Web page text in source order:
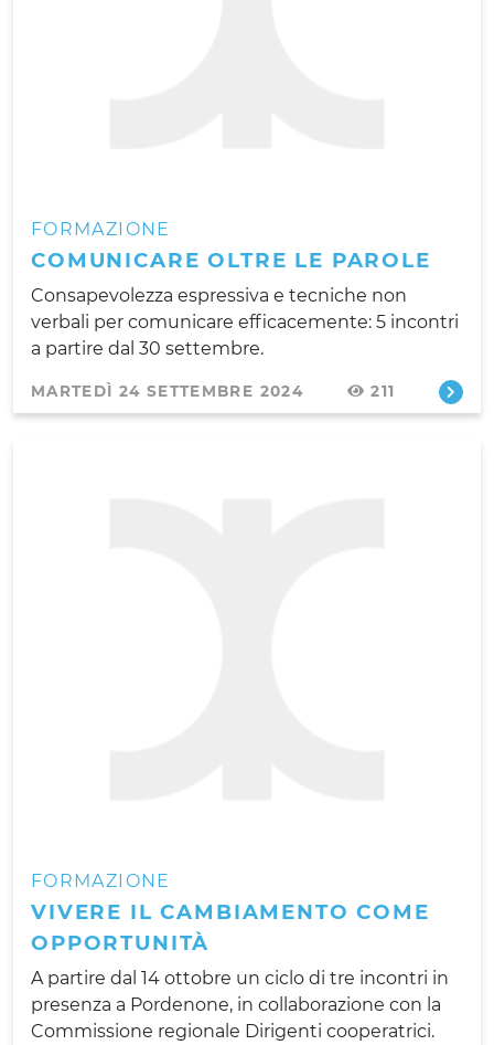
FORMAZIONE
COMUNICARE OLTRE LE PAROLE
Consapevolezza espressiva e tecniche non
verbali per comunicare efficacemente: 5 incontri
a partire dal 30 settembre.
MARTEDÌ 24 SETTEMBRE 2024 211
FORMAZIONE
VIVERE IL CAMBIAMENTO COME
OPPORTUNITÀ
A partire dal 14 ottobre un ciclo di tre incontri in
presenza a Pordenone, in collaborazione con la
Commissione regionale Dirigenti cooperatrici.